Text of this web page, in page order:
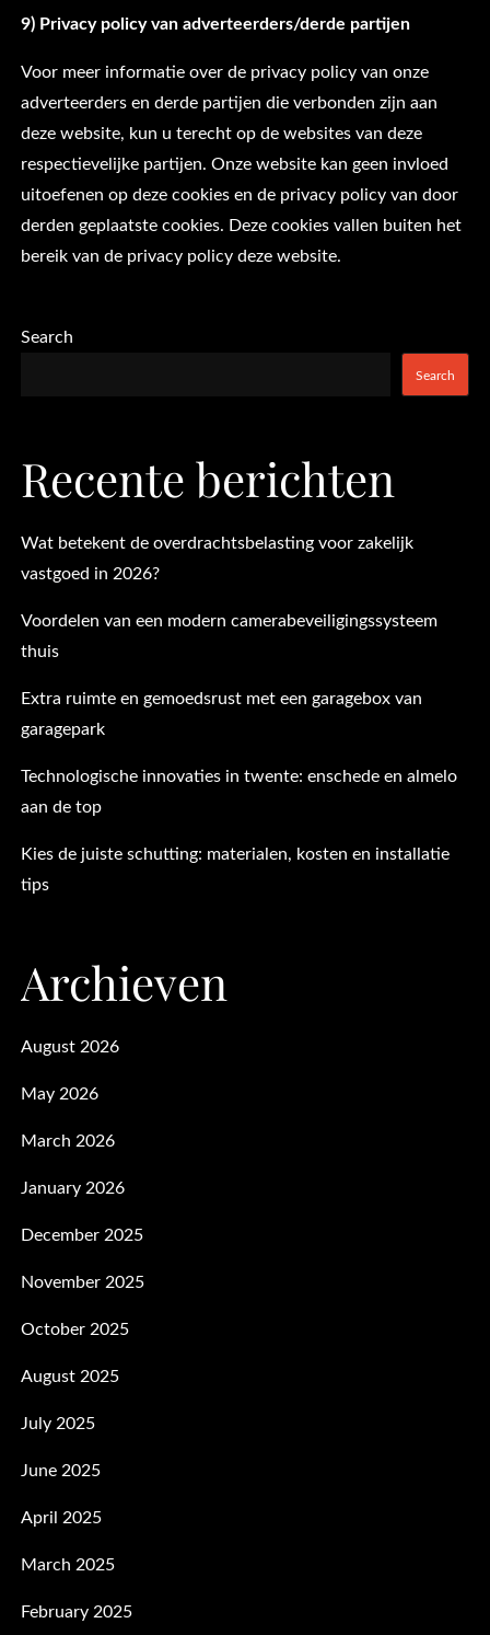
9) Privacy policy van adverteerders/derde partijen
Voor meer informatie over de privacy policy van onze
adverteerders en derde partijen die verbonden zijn aan
deze website, kun u terecht op de websites van deze
respectievelijke partijen. Onze website kan geen invloed
uitoefenen op deze cookies en de privacy policy van door
derden geplaatste cookies. Deze cookies vallen buiten het
bereik van de privacy policy deze website.
Search
Search
Recente berichten
Wat betekent de overdrachtsbelasting voor zakelijk
vastgoed in 2026?
Voordelen van een modern camerabeveiligingssysteem
thuis
Extra ruimte en gemoedsrust met een garagebox van
garagepark
Technologische innovaties in twente: enschede en almelo
aan de top
Kies de juiste schutting: materialen, kosten en installatie
tips
Archieven
August 2026
May 2026
March 2026
January 2026
December 2025
November 2025
October 2025
August 2025
July 2025
June 2025
April 2025
March 2025
February 2025